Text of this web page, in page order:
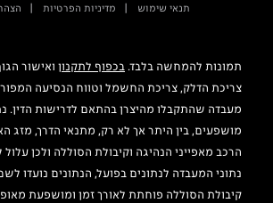
תנאי שימוש מדיניות הפרטיות
תמונות להמחשה בלבד. בכפוף לתקנון ואישור
צריכת הדלק, צריכת החשמל וטווח הנסיעה
מעבדה שהתקבלו מהיצרן בהתאם לדרישות הדין.
מושפעים, בין היתר אך לא רק, מתנאי הדרך, מזג
הרכב מאפייני הנהיגה וקיבולת הסוללה ולכן עלול
נתוני המעבדה לנתונים בפועל, הנתונים נועדו
קיבולת הסוללה פוחתת לאורך זמן ומושפעת